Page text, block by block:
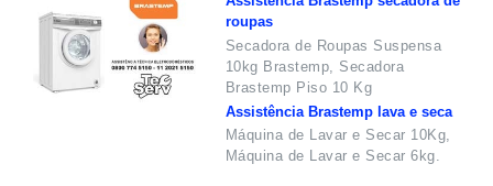
roupas
Secadora de Roupas Suspensa
10kg Brastemp, Secadora
Brastemp Piso 10 Kg
Assistência Brastemp lava e seca
Máquina de Lavar e Secar 10Kg,
Máquina de Lavar e Secar 6kg.